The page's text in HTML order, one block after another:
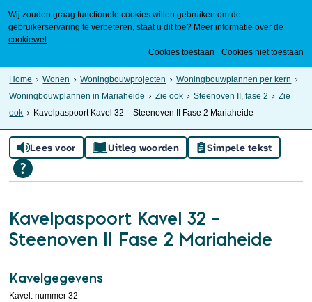
Wij zouden graag functionele cookies willen gebruiken om de
gebruikerservaring te verbeteren, staat u dit toe? Meer informatie over de
cookiewet
Cookies toestaan
Cookies niet toestaan
Home Wonen Woningbouwprojecten
Woningbouwplannen per kern
Woningbouwplannen in Mariaheide
Zie ook Steenoven II, fase 2
Zie
ook
Kavelpaspoort Kavel 32 – Steenoven II Fase 2 Mariaheide
Lees voor Uitleg woorden Simpele tekst
Kavelpaspoort Kavel 32 –
Steenoven II Fase 2 Mariaheide
Kavelgegevens
Kavel: nummer 32